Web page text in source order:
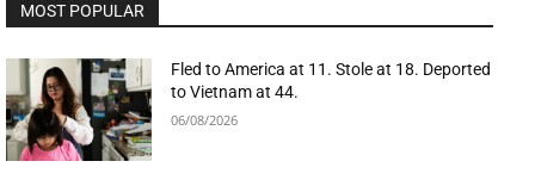
MOST POPULAR
Fled to America at 11. Stole at 18. Deported
to Vietnam at 44.
06/08/2026